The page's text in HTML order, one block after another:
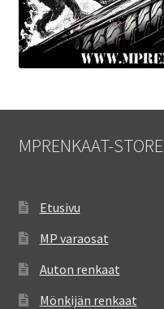
MPRENKAAT-STORE
Etusivu
MP varaosat
Auton renkaat
Mönkijän renkaat